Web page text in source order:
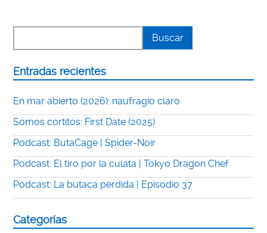
Entradas recientes
En mar abierto (2026): naufragio claro
Somos cortitos: First Date (2025)
Podcast: ButaCage | Spider-Noir
Podcast: El tiro por la culata | Tokyo Dragon Chef
Podcast: La butaca perdida | Episodio 37
Categorías